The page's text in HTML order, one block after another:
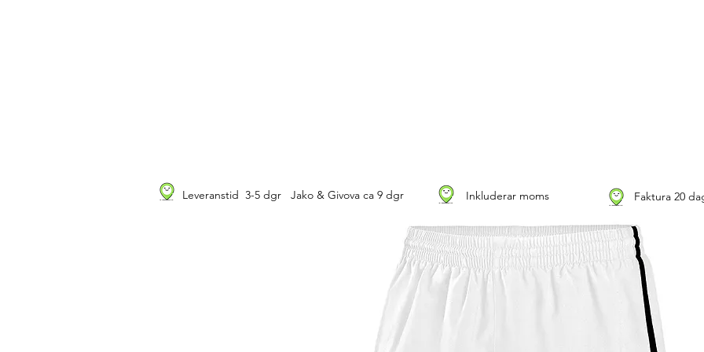
Inkluderar moms Faktura 20
Leveranstid 3-5 dgr Jako & Givova ca 9 dgr